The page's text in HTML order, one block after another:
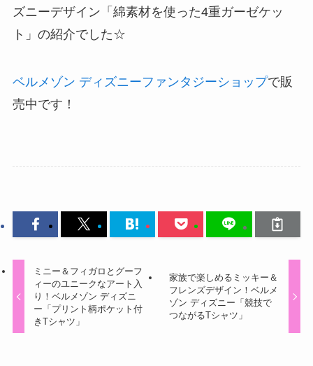
ズニーデザイン「綿素材を使った4重ガーゼケッ
ト」の紹介でした☆
ベルメゾン ディズニーファンタジーショップで販
売中です！
ミニー＆フィガロとグーフ
ィーのユニークなアート入
り！ベルメゾン ディズニ
ー「プリント柄ポケット付
きTシャツ」
家族で楽しめるミッキー＆
フレンズデザイン！ベルメ
ゾン ディズニー「競技で
つながるTシャツ」